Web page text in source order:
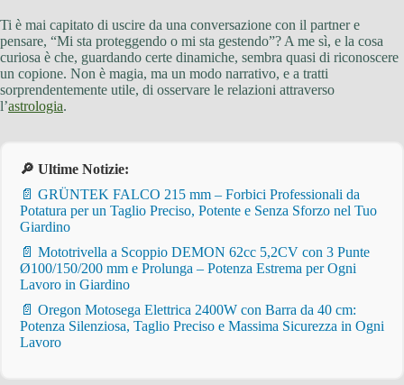
Ti è mai capitato di uscire da una conversazione con il partner e
pensare, “Mi sta proteggendo o mi sta gestendo”? A me sì, e la cosa
curiosa è che, guardando certe dinamiche, sembra quasi di riconoscere
un copione. Non è magia, ma un modo narrativo, e a tratti
sorprendentemente utile, di osservare le relazioni attraverso
l’astrologia.
🔎 Ultime Notizie:
📄 GRÜNTEK FALCO 215 mm – Forbici Professionali da
Potatura per un Taglio Preciso, Potente e Senza Sforzo nel Tuo
Giardino
📄 Mototrivella a Scoppio DEMON 62cc 5,2CV con 3 Punte
Ø100/150/200 mm e Prolunga – Potenza Estrema per Ogni
Lavoro in Giardino
📄 Oregon Motosega Elettrica 2400W con Barra da 40 cm:
Potenza Silenziosa, Taglio Preciso e Massima Sicurezza in Ogni
Lavoro